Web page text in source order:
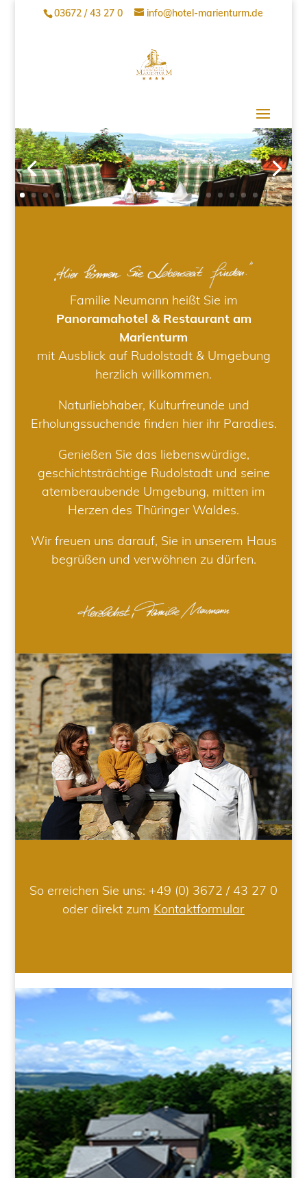
03672 / 43 27 0 info@hotel-marienturm.de
Familie Neumann heißt Sie im
Panoramahotel & Restaurant am
Marienturm
mit Ausblick auf Rudolstadt & Umgebung
herzlich willkommen.
Naturliebhaber, Kulturfreunde und
Erholungssuchende finden hier ihr Paradies.
Genießen Sie das liebenswürdige,
geschichtsträchtige Rudolstadt und seine
atemberaubende Umgebung, mitten im
Herzen des Thüringer Waldes.
Wir freuen uns darauf, Sie in unserem Haus
begrüßen und verwöhnen zu dürfen.
So erreichen Sie uns: +49 (0) 3672 / 43 27 0
oder direkt zum Kontaktformular
HOTEL